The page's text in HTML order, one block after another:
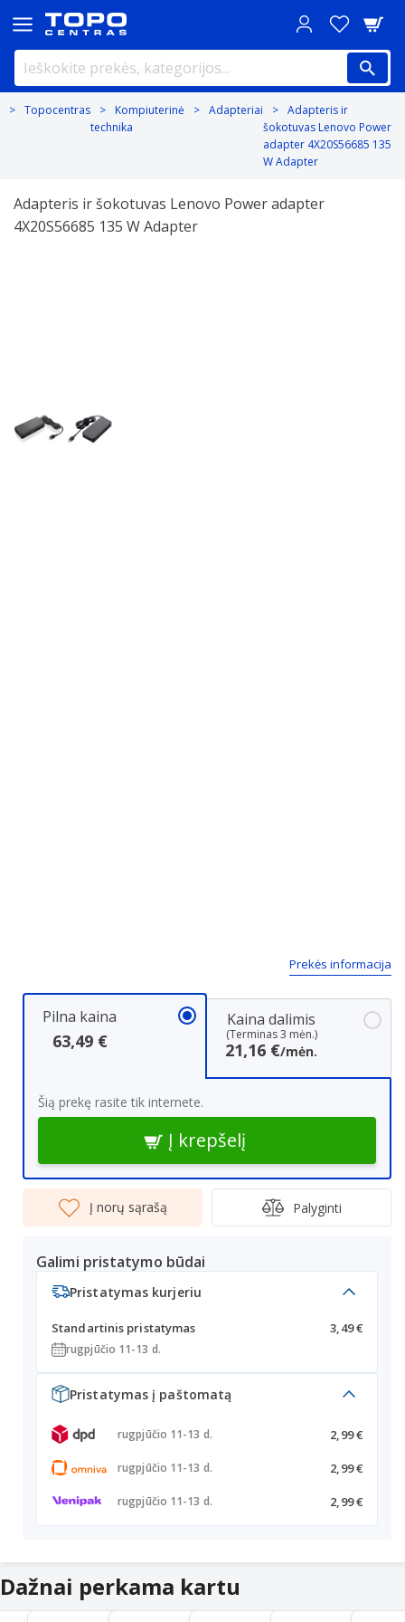
Topocentras
Kompiuterinė
technika
Adapteriai
Adapteris ir
šokotuvas Lenovo Power
adapter 4X20S56685 135
W Adapter
Adapteris ir šokotuvas Lenovo Power adapter
4X20S56685 135 W Adapter
Prekės informacija
Pilna kaina
63,49 €
Kaina dalimis
(Terminas 3 mėn.)
21,16 €/mėn.
Šią prekę rasite tik internete.
Į krepšelį
Į norų sąrašą Palyginti
Galimi pristatymo būdai
Pristatymas kurjeriu
Standartinis pristatymas 3,49 €
rugpjūčio 11-13 d.
Pristatymas į paštomatą
rugpjūčio 11-13 d. 2,99 €
rugpjūčio 11-13 d. 2,99 €
rugpjūčio 11-13 d. 2,99 €
Dažnai perkama kartu